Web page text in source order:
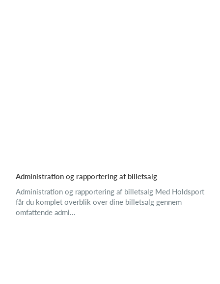
Administration og rapportering af billetsalg
Administration og rapportering af billetsalg Med Holdsport
får du komplet overblik over dine billetsalg gennem
omfattende admi...